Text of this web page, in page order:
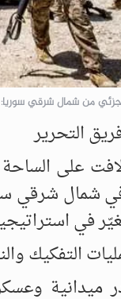
من شمال شرقي
التحرير
على الساحة
شمال شرقي
في
التفكيك